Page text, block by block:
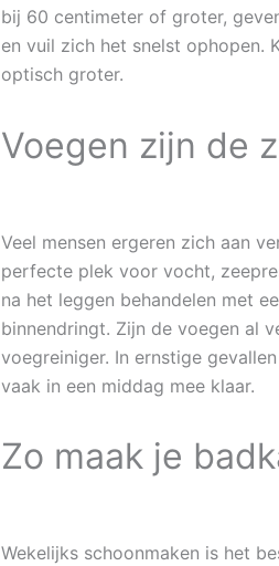
bij 60 centimeter of groter,
en vuil zich het snelst ophopen.
optisch groter.
Voegen zijn de
Veel mensen ergeren zich aan
perfecte plek voor vocht,
na het leggen behandelen met
binnendringt. Zijn de voegen al
voegreiniger. In ernstige
vaak in een middag mee klaar.
Zo maak je
Wekelijks schoonmaken is het